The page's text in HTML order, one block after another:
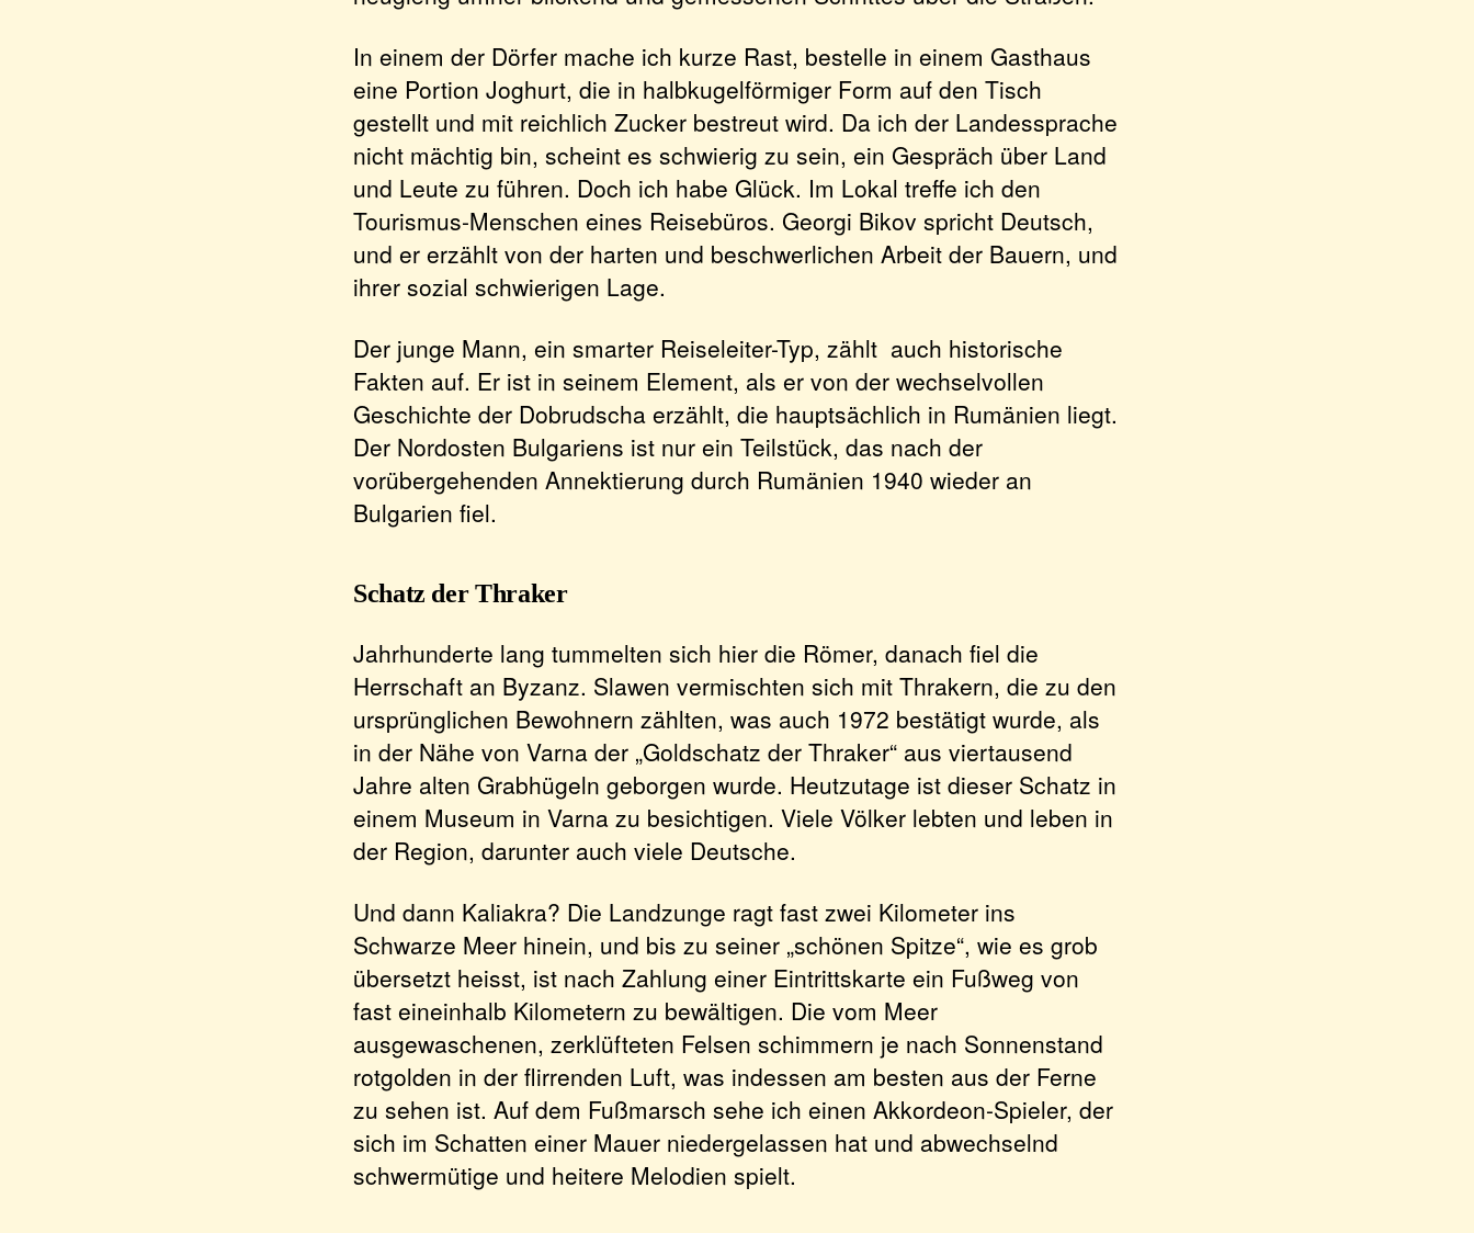
In einem der Dörfer mache ich kurze Rast, bestelle in einem Gasthaus
eine Portion Joghurt, die in halbkugelförmiger Form auf den Tisch
gestellt und mit reichlich Zucker bestreut wird. Da ich der Landessprache
nicht mächtig bin, scheint es schwierig zu sein, ein Gespräch über Land
und Leute zu führen. Doch ich habe Glück. Im Lokal treffe ich den
Tourismus-Menschen eines Reisebüros. Georgi Bikov spricht Deutsch,
und er erzählt von der harten und beschwerlichen Arbeit der Bauern, und
ihrer sozial schwierigen Lage.
Der junge Mann, ein smarter Reiseleiter-Typ, zählt auch historische
Fakten auf. Er ist in seinem Element, als er von der wechselvollen
Geschichte der Dobrudscha erzählt, die hauptsächlich in Rumänien liegt.
Der Nordosten Bulgariens ist nur ein Teilstück, das nach der
vorübergehenden Annektierung durch Rumänien 1940 wieder an
Bulgarien fiel.
Schatz der Thraker
Jahrhunderte lang tummelten sich hier die Römer, danach fiel die
Herrschaft an Byzanz. Slawen vermischten sich mit Thrakern, die zu den
ursprünglichen Bewohnern zählten, was auch 1972 bestätigt wurde, als
in der Nähe von Varna der „Goldschatz der Thraker“ aus viertausend
Jahre alten Grabhügeln geborgen wurde. Heutzutage ist dieser Schatz in
einem Museum in Varna zu besichtigen. Viele Völker lebten und leben in
der Region, darunter auch viele Deutsche.
Und dann Kaliakra? Die Landzunge ragt fast zwei Kilometer ins
Schwarze Meer hinein, und bis zu seiner „schönen Spitze“, wie es grob
übersetzt heisst, ist nach Zahlung einer Eintrittskarte ein Fußweg von
fast eineinhalb Kilometern zu bewältigen. Die vom Meer
ausgewaschenen, zerklüfteten Felsen schimmern je nach Sonnenstand
rotgolden in der flirrenden Luft, was indessen am besten aus der Ferne
zu sehen ist. Auf dem Fußmarsch sehe ich einen Akkordeon-Spieler, der
sich im Schatten einer Mauer niedergelassen hat und abwechselnd
schwermütige und heitere Melodien spielt.